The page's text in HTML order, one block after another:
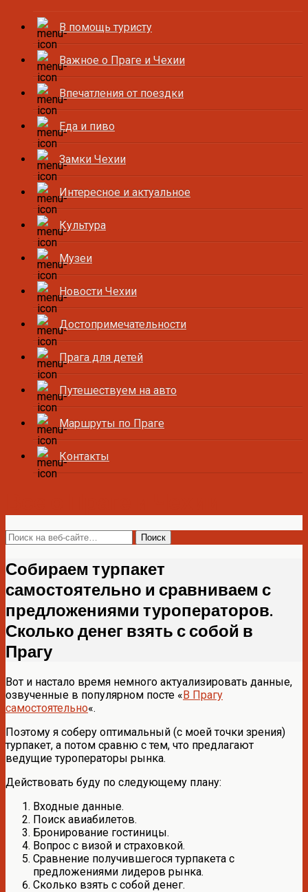
В помощь туристу
Важное о Праге и Чехии
Впечатления от поездки
Еда и пиво
Замки Чехии
Интересное и актуальное
Культура
Музеи
Новости Чехии
Достопримечательности
Прага для детей
Путешествуем на авто
Маршруты по Праге
Контакты
Собираем турпакет
самостоятельно и сравниваем с
предложениями туроператоров.
Сколько денег взять с собой в
Прагу
Вот и настало время немного актуализировать данные,
озвученные в популярном посте «В Прагу
самостоятельно«.
Поэтому я соберу оптимальный (с моей точки зрения)
турпакет, а потом сравню с тем, что предлагают
ведущие туроператоры рынка.
Действовать буду по следующему плану:
Входные данные.
Поиск авиабилетов.
Бронирование гостиницы.
Вопрос с визой и страховкой.
Сравнение получившегося турпакета с
предложениями лидеров рынка.
Сколько взять с собой денег.